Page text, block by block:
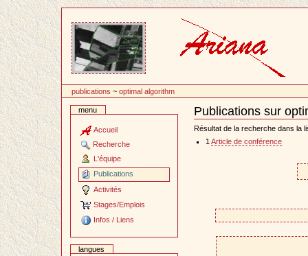
contenu
publications ~optimal algorithm
menu
Accueil
Recherche
L'équipe
Publications
Activités
Stages/Emplois
Infos / Liens
langues
Publications sur
Document
Actions
Résultat de la recherche dans la
1 Article de conférence